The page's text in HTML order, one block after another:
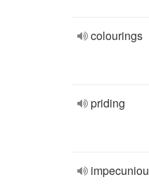
colourings
priding